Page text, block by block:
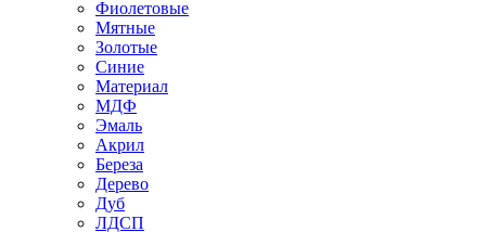
Фиолетовые
Мятные
Золотые
Синие
Материал
МДФ
Эмаль
Акрил
Береза
Дерево
Дуб
ЛДСП